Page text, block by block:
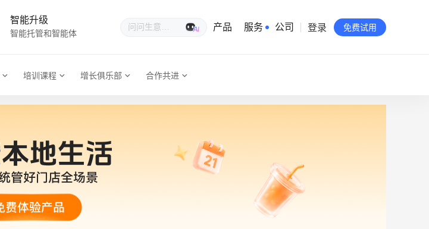
智能升级
智能托管和智能体
生意专家
产品 服务 公司
有赞公益
站点地图
登录 免费试用
培训课程 增长俱乐部 合作共进